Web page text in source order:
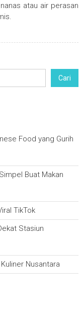
atau air perasan
Cari
Food yang Gurih
Buat Makan
TikTok
Stasiun
Nusantara